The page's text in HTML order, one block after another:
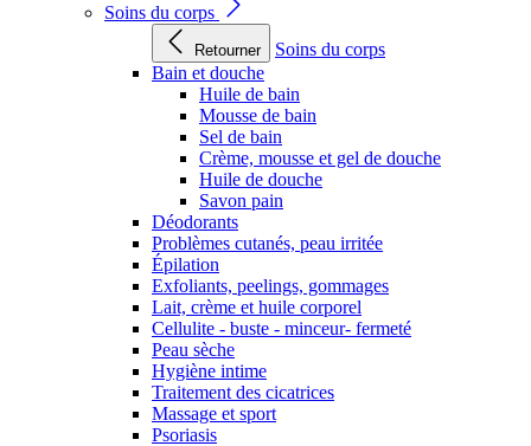
Soins du corps
Retourner
Soins du corps
Bain et douche
Huile de bain
Mousse de bain
Sel de bain
Crème, mousse et gel de douche
Huile de douche
Savon pain
Déodorants
Problèmes cutanés, peau irritée
Épilation
Exfoliants, peelings, gommages
Lait, crème et huile corporel
Cellulite - buste - minceur- fermeté
Peau sèche
Hygiène intime
Traitement des cicatrices
Massage et sport
Psoriasis